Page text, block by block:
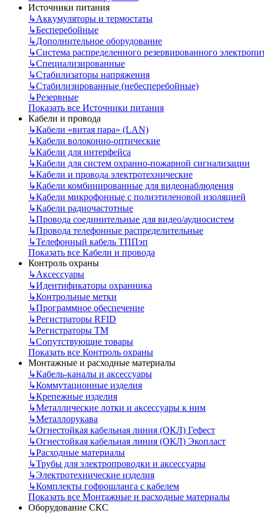
Источники питания
↳Аккумуляторы и термостаты
↳Бесперебойные
↳Дополнительное оборудование
↳Система распределенного резервированного
↳Специализированные
↳Стабилизаторы напряжения
↳Стабилизированные (небесперебойные)
↳Резервные
Показать все Источники питания
Кабели и провода
↳Кабели «витая пара» (LAN)
↳Кабели волоконно-оптические
↳Кабели для интерфейса
↳Кабели для систем охранно-пожарной сигнализации
↳Кабели и провода электротехнические
↳Кабели комбинированные для видеонаблюдения
↳Кабели микрофонные с полиэтиленовой изоляцией
↳Кабели радиочастотные
↳Провода соединительные для видео/аудиосистем
↳Провода телефонные распределительные
↳Телефонный кабель ТППэп
Показать все Кабели и провода
Контроль охраны
↳Аксессуары
↳Идентификаторы охранника
↳Контрольные метки
↳Программное обеспечение
↳Регистраторы RFID
↳Регистраторы ТМ
↳Сопутствующие товары
Показать все Контроль охраны
Монтажные и расходные материалы
↳Кабель-каналы и аксессуары
↳Коммутационные изделия
↳Крепежные изделия
↳Металлические лотки и аксессуары к ним
↳Металлорукава
↳Огнестойкая кабельная линия (ОКЛ) Гефест
↳Огнестойкая кабельная линия (ОКЛ) Экопласт
↳Расходные материалы
↳Трубы для электропроводки и аксессуары
↳Электротехнические изделия
↳Комплекты гофрошланга с кабелем
Показать все Монтажные и расходные материалы
Оборудование СКС